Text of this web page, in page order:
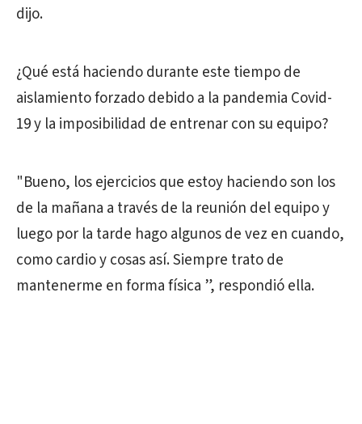
dijo.
¿Qué está haciendo durante este tiempo de
aislamiento forzado debido a la pandemia Covid-
19 y la imposibilidad de entrenar con su equipo?
"Bueno, los ejercicios que estoy haciendo son los
de la mañana a través de la reunión del equipo y
luego por la tarde hago algunos de vez en cuando,
como cardio y cosas así. Siempre trato de
mantenerme en forma física ”, respondió ella.